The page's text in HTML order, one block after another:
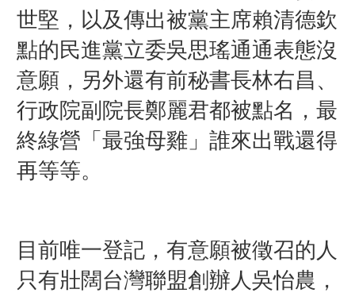
世堅，以及傳出被黨主席賴清德欽
點的 民進黨立委吳思瑤通通表態沒
意願，另外還有前秘書長林右昌、
行政院副院長鄭麗君都被點名，最
終綠營「最強母雞」誰來出戰還得
再等等。
目前唯一登記，有意願被徵召的人
只有壯闊台灣聯盟創辦人吳怡農，